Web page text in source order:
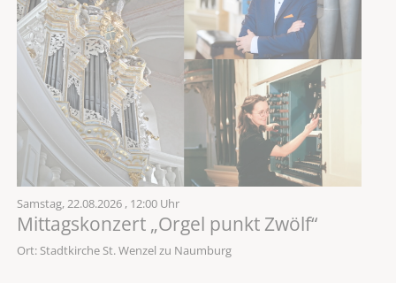
Samstag, 22.08.2026 , 12:00 Uhr
Mittagskonzert „Orgel punkt Zwölf“
Ort: Stadtkirche St. Wenzel zu Naumburg